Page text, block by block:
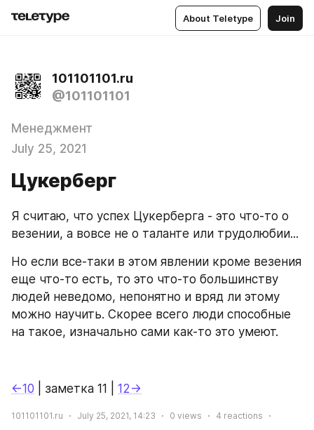
About Teletype Join
101101101.ru
@101101101
Менеджмент
July 25, 2021
Цукерберг
Я считаю, что успех Цукерберга - это что-то о
везении, а вовсе не о таланте или трудолюбии...
Но если все-таки в этом явлении кроме везения
еще что-то есть, то это что-то большинству
людей неведомо, непонятно и вряд ли этому
можно научить. Скорее всего люди способные
на такое, изначально сами как-то это умеют.
←10 | заметка 11 | 12→
101101101.ru July 25, 2021, 14:23 0 views 4 reactions